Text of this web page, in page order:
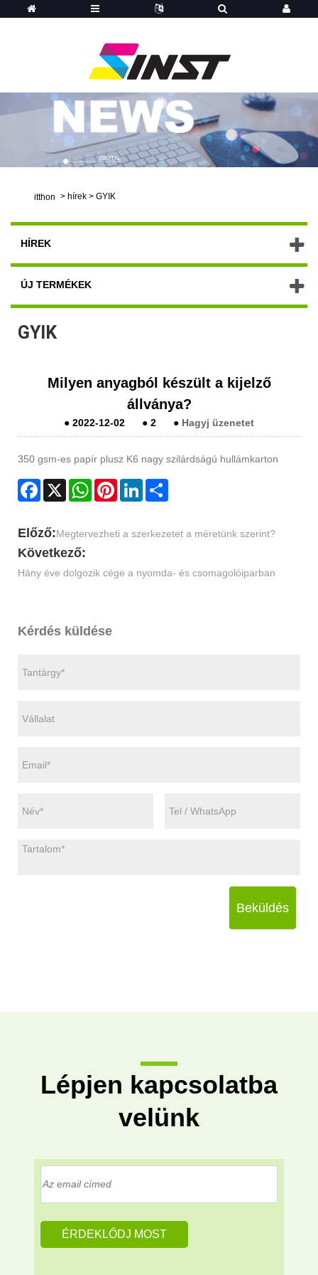
itthon > hírek > GYIK
HÍREK
ÚJ TERMÉKEK
GYIK
Milyen anyagból készült a kijelző
állványa?
● 2022-12-02 ● 2 ● Hagyj üzenetet
350 gsm-es papír plusz K6 nagy szilárdságú hullámkarton
Facebook
X WhatsAppPinterestLinkedIn
Előző:Megtervezheti a szerkezetet a méretünk szerint?
Következő:
Hány éve dolgozik cége a nyomda- és csomagolóiparban
Kérdés küldése
Beküldés
Lépjen kapcsolatba
velünk